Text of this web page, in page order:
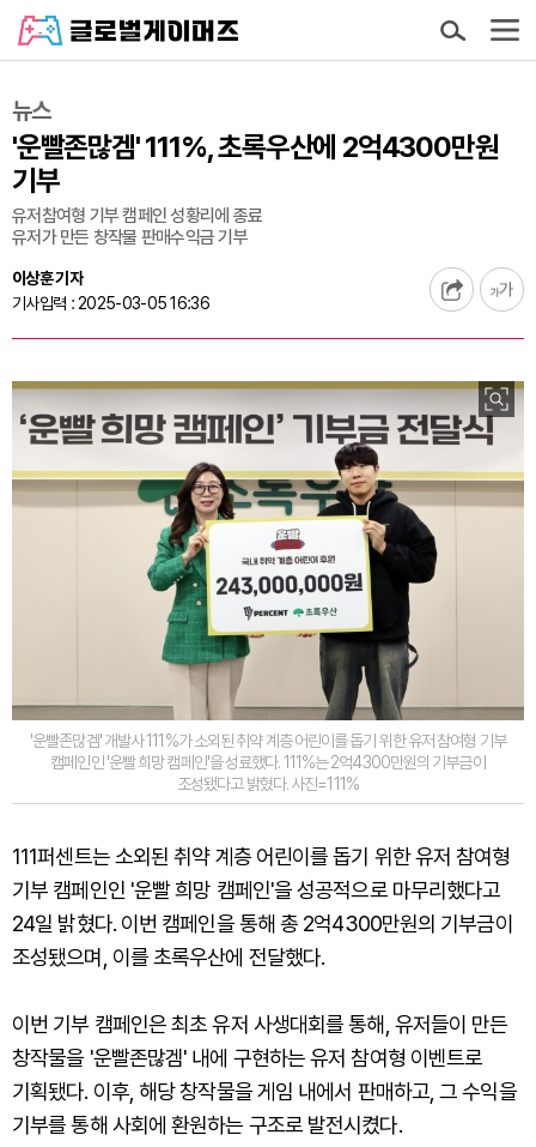
뉴스
'운빨존많겜' 111%, 초록우산에 2억4300만원
기부
유저참여형 기부 캠페인 성황리에 종료
유저가 만든 창작물 판매수익금 기부
이상훈 기자
기사입력 : 2025-03-05 16:36
'운빨존많겜' 개발사 111%가 소외된 취약 계층 어린이를 돕기 위한 유저 참여형 기부
캠페인인 '운빨 희망 캠페인'을 성료했다. 111%는 2억4300만원의 기부금이
조성됐다고 밝혔다. 사진=111%
111퍼센트는 소외된 취약 계층 어린이를 돕기 위한 유저 참여형
기부 캠페인인 '운빨 희망 캠페인'을 성공적으로 마무리했다고
24일 밝혔다. 이번 캠페인을 통해 총 2억4300만원의 기부금이
조성됐으며, 이를 초록우산에 전달했다.
이번 기부 캠페인은 최초 유저 사생대회를 통해, 유저들이 만든
창작물을 '운빨존많겜' 내에 구현하는 유저 참여형 이벤트로
기획됐다. 이후, 해당 창작물을 게임 내에서 판매하고, 그 수익을
기부를 통해 사회에 환원하는 구조로 발전시켰다.